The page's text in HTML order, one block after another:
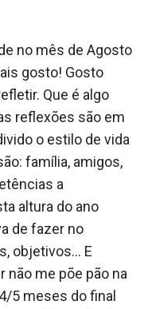
no mês de Agosto
gosto! Gosto
Que é algo
reflexões são em
o estilo de vida
família, amigos,
a
altura do ano
de fazer no
objetivos… E
não me põe pão na
5 meses do final